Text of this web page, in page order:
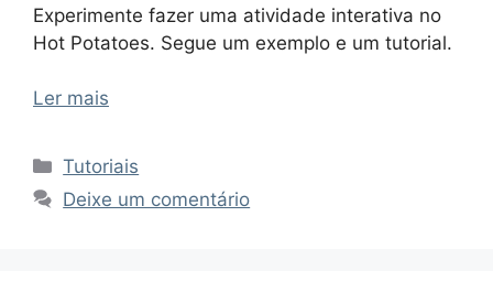
Experimente fazer uma atividade interativa no
Hot Potatoes. Segue um exemplo e um tutorial.
Ler mais
Categorias
Tutoriais
Deixe um comentário